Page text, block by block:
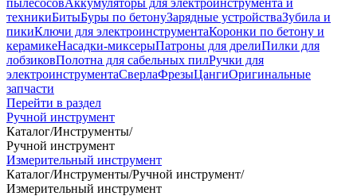
пылесосовАккумуляторы для электроинструмента и
техникиБитыБуры по бетонуЗарядные устройстваЗубила и
пикиКлючи для электроинструментаКоронки по бетону и
керамикеНасадки-миксерыПатроны для дрелиПилки для
лобзиковПолотна для сабельных пилРучки для
электроинструментаСверлаФрезыЦангиОригинальные
запчасти
Перейти в раздел
Ручной инструмент
Каталог/Инструменты/
Ручной инструмент
Измерительный инструмент
Каталог/Инструменты/Ручной инструмент/
Измерительный инструмент